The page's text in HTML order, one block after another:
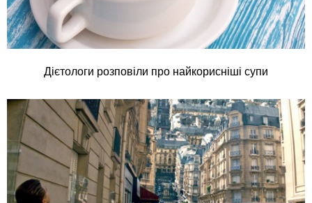
Дієтологи розповіли про найкорисніші супи